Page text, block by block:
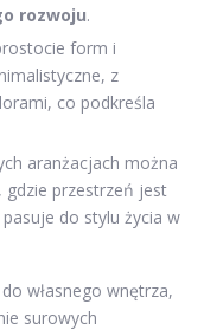
rozwoju.
form i
z
co podkreśla
aranżacjach można
przestrzeń jest
do stylu życia w
własnego wnętrza,
surowych